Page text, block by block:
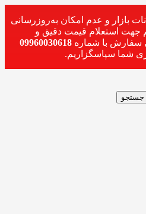
بازار و عدم امکان به‌روزرسانی
جهت استعلام قیمت دقیق و
سفارش با شماره 09960030618
شما سپاسگزاریم.
جستجو